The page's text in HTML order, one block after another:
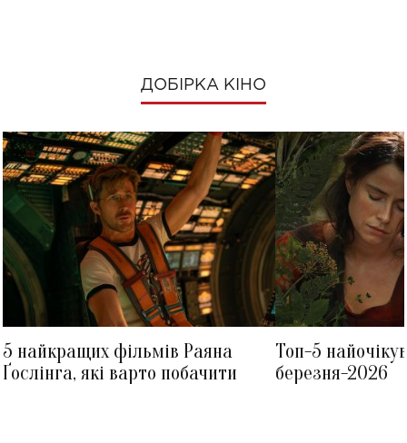
ДОБІРКА КІНО
5 найкращих фільмів Раяна
Ґослінга, які варто побачити
Топ-5
березня-2026